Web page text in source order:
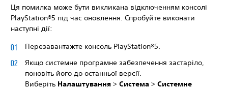
Ця помилка може бути викликана відключенням консолі
PlayStation®5 під час оновлення. Спробуйте виконати
наступні дії:
Перезавантажте консоль PlayStation®5.
Якщо системне програмне забезпечення застаріло,
поновіть його до останньої версії.
Виберіть Налаштування > Система > Системне